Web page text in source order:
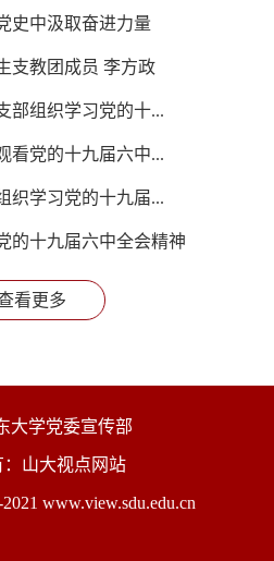
史中汲取奋进力量
支教团成员 李方政
部组织学习党的十...
看党的十九届六中...
织学习党的十九届...
的十九届六中全会精神
看更多
大学党委宣传部
：山大视点网站
www.view.sdu.edu.cn